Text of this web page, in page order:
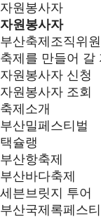
자원봉사자
자원봉사자
부산축제조직위
축제를 만들어 갈
자원봉사자 신청
자원봉사자 조회
축제소개
부산밀페스티벌
택슐랭
부산항축제
부산바다축제
세븐브릿지 투어
부산국제록페스